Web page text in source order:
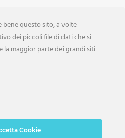
Aziende
la Rivista
questo sito, a volte
dei piccoli file di dati che si
la maggior parte dei grandi siti
Cookie